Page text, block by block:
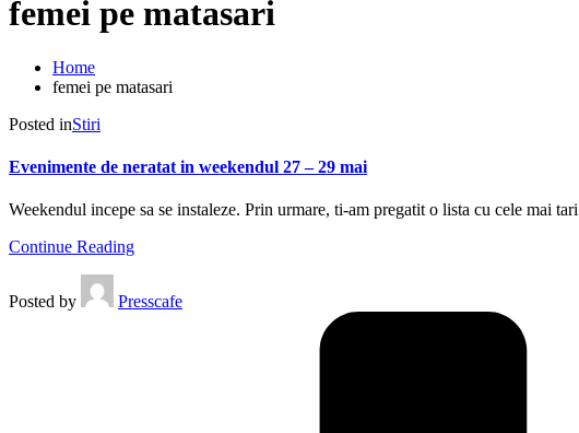
femei pe matasari
Home
femei pe matasari
Posted inStiri
Evenimente de neratat in weekendul 27 – 29 mai
Weekendul incepe sa se instaleze. Prin urmare, ti-am pregatit o lista cu cele mai tari
Continue Reading
Posted by Presscafe